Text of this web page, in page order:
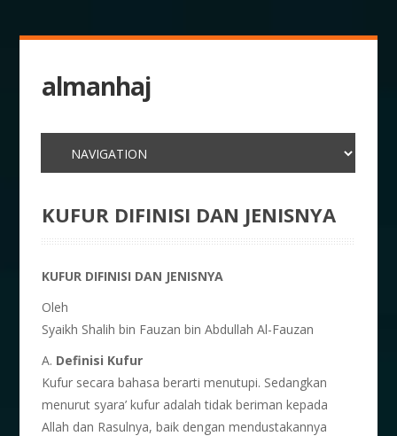
almanhaj
KUFUR DIFINISI DAN JENISNYA
KUFUR DIFINISI DAN JENISNYA
Oleh
Syaikh Shalih bin Fauzan bin Abdullah Al-Fauzan
A. Definisi Kufur
Kufur secara bahasa berarti menutupi. Sedangkan
menurut syara’ kufur adalah tidak beriman kepada
Allah dan Rasulnya, baik dengan mendustakannya